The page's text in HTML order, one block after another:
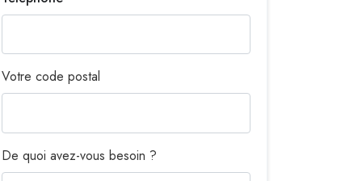
Votre code postal
De quoi avez-vous besoin ?